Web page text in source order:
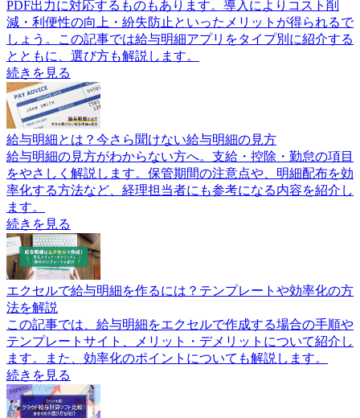
PDF出力に対応するものもあります。導入によりコスト削
減・利便性の向上・紛失防止といったメリットが得られるで
しょう。この記事では給与明細アプリをタイプ別に紹介する
とともに、選び方も解説します。
続きを見る
給与明細とは？今さら聞けない給与明細の見方
給与明細の見方がわからない方へ。支給・控除・勤怠の項目
をやさしく解説します。保管期間の注意点や、明細配布を効
率化する方法など、経理担当者にも参考になる内容を紹介し
ます。
続きを見る
エクセルで給与明細を作るには？テンプレートや効率化の方
法を解説
この記事では、給与明細をエクセルで作成する場合の手順や
テンプレートサイト、メリット・デメリットについて紹介し
ます。また、効率化のポイントについても解説します。
続きを見る